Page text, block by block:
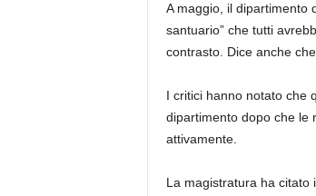
A maggio, il dipartimento
santuario” che tutti
contrasto. Dice anche
I critici hanno notato che
dipartimento dopo che le
attivamente.
La magistratura ha citato